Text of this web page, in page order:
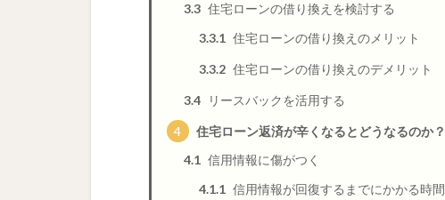
3.3 住宅ローンの借り換えを検討する
3.3.1 住宅ローンの借り換えのメリット
3.3.2 住宅ローンの借り換えのデメリット
3.4 リースバックを活用する
4
住宅ローン返済が辛くなるとどうなるのか？
4.1 信用情報に傷がつく
4.1.1 信用情報が回復するまでにかかる時間